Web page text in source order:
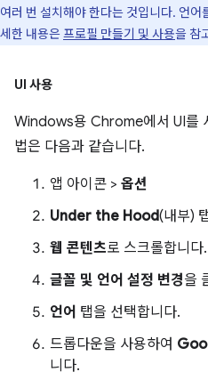
여러 번 설치해야 한다는 것입니다. 언
세한 내용은프로필 만들기 및 사용을 참
UI 사용
Windows용 Chrome에서 UI를
법은 다음과 같습니다.
앱 아이콘 > 옵션
Under the Hood(내부)
웹 콘텐츠로 스크롤합니다.
글꼴 및 언어 설정 변경을
언어 탭을 선택합니다.
드롭다운을 사용하여
니다.